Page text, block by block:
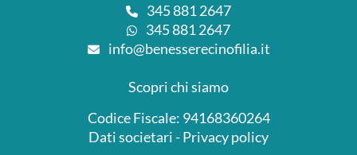
345 881 2647
345 881 2647
info@benesserecinofilia.it
Scopri chi siamo
Codice Fiscale: 94168360264
Dati societari -Privacy policy